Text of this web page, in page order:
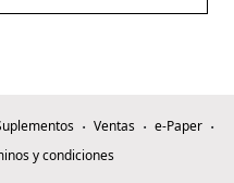
Ventas
e-Paper
y condiciones